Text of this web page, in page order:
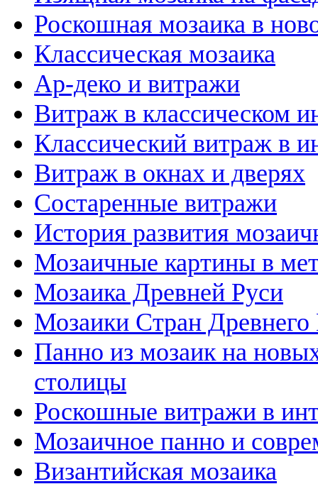
Роскошная мозаика в
Классическая мозаика
Ар-деко и витражи
Витраж в классическом
Классический витраж в
Витраж в окнах и дверях
Состаренные витражи
История развития
Мозаичные картины в
Мозаика Древней Руси
Мозаики Стран
Панно из мозаик на
столицы
Роскошные витражи в
Мозаичное панно и
Византийская мозаика